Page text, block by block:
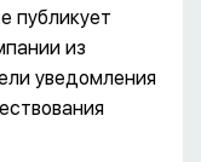
публикует
из
уведомления